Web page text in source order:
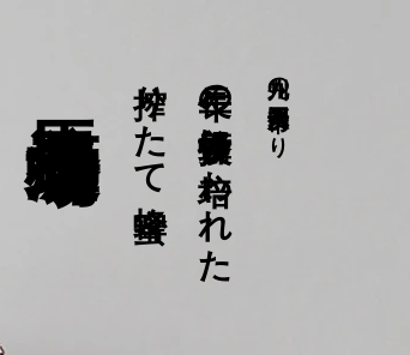
九州の福岡県八女市より
長年の養蜂技術に培われた
搾りたて蜂蜜